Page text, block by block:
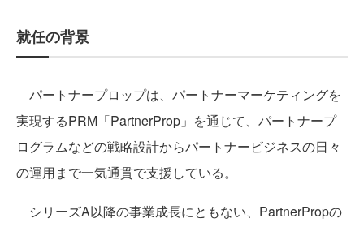
就任の背景
パートナープロップは、パートナーマーケティングを
実現するPRM「PartnerProp」を通じて、パートナープ
ログラムなどの戦略設計からパートナービジネスの日々
の運用まで一気通貫で支援している。
シリーズA以降の事業成長にともない、PartnerPropの